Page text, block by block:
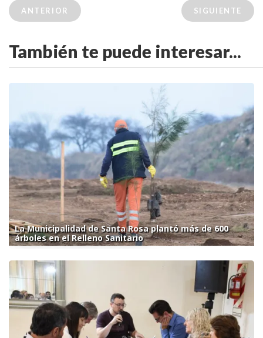
ANTERIOR SIGUIENTE
También te puede interesar...
La Municipalidad de Santa Rosa plantó más de 600
árboles en el Relleno Sanitario